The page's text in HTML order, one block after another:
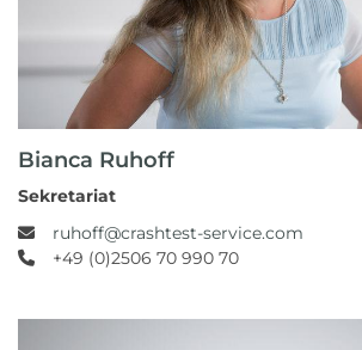
Bianca Ruhoff
Sekretariat
ruhoff@crashtest-service.com
+49 (0)2506 70 990 70